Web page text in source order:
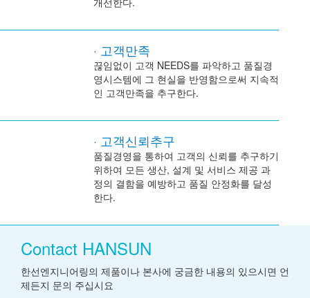
· 고객만족
끊임없이 고객 NEEDS를 파악하고 품질경
영시스템에 그 현실을 반영함으로써 지속적
인 고객만족을 추구한다.
· 고객신뢰추구
품질경영을 통하여 고객의 신뢰를 추구하기
위하여 모든 생산, 설계 및 서비스 제공 과
정의 결함을 예방하고 품질 안정화를 달성
한다.
Contact HANSUN
한선엔지니어링의 제품이나 본사에 궁금한 내용의 있으시면 언
제든지 문의 주십시요